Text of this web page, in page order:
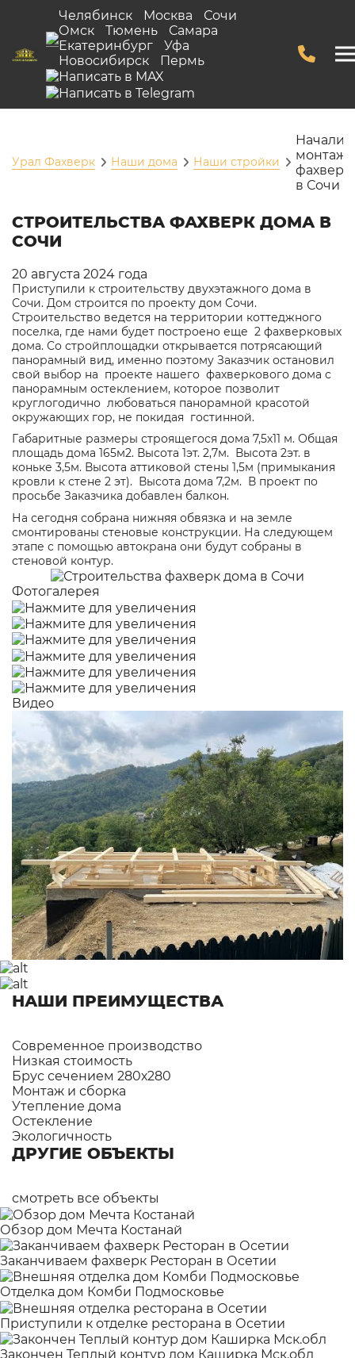
Челябинск Москва
Сочи
Омск
Тюмень
Самара
Екатеринбург
Уфа
Новосибирск
Пермь
Урал Фахверк Наши дома Наши стройки
Начали
монтаж
в Сочи
СТРОИТЕЛЬСТВА ФАХВЕРК ДОМА В
СОЧИ
20 августа 2024 года
Приступили к строительству двухэтажного дома в
Сочи. Дом строится по проекту дом Сочи.
Строительство ведется на территории коттеджного
поселка, где нами будет построено еще 2 фахверковых
дома. Со стройплощадки открывается потрясающий
панорамный вид, именно поэтому Заказчик остановил
свой выбор на проекте нашего фахверкового дома с
панорамным остеклением, которое позволит
круглогодично любоваться панорамной красотой
окружающих гор, не покидая гостинной.
Габаритные размеры строящегося дома 7,5х11 м. Общая
площадь дома 165м2. Высота 1эт. 2,7м. Высота 2эт. в
коньке 3,5м. Высота аттиковой стены 1,5м (примыкания
кровли к стене 2 эт). Высота дома 7,2м. В проект по
просьбе Заказчика добавлен балкон.
На сегодня собрана нижняя обвязка и на земле
смонтированы стеновые конструкции. На следующем
этапе с помощью автокрана они будут собраны в
стеновой контур.
Фотогалерея
Видео
НАШИ ПРЕИМУЩЕСТВА
Современное производство
Низкая стоимость
Брус сечением 280х280
Монтаж и сборка
Утепление дома
Остекление
Экологичность
ДРУГИЕ ОБЪЕКТЫ
смотреть все объекты
Обзор дом Мечта Костанай
Заканчиваем фахверк Ресторан в Осетии
Отделка дом Комби Подмосковье
Приступили к отделке ресторана в Осетии
Закончен Теплый контур дом Каширка Мск.обл